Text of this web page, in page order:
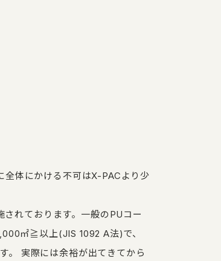
体にかける不可はX-PACより少
れております。一般のPUコー
㎡≧以上(JIS 1092 A法)で、
。 実際には余裕が出てきてから